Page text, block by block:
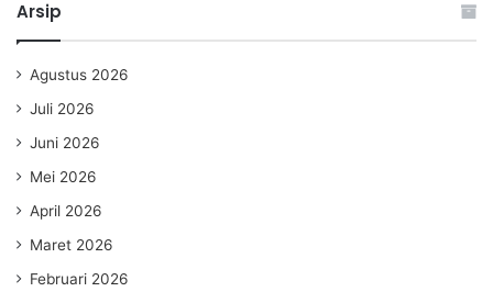
Arsip
Agustus 2026
Juli 2026
Juni 2026
Mei 2026
April 2026
Maret 2026
Februari 2026